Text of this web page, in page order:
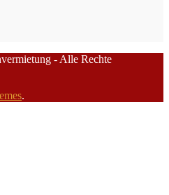
- Alle Rechte
.